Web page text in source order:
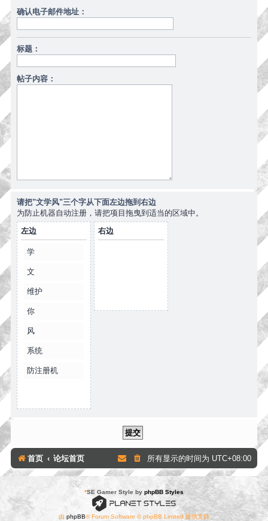
确认电子邮件地址：
标题：
帖子内容：
请把"文学风"三个字从下面左边拖到右边
为防止机器自动注册，请把项目拖曳到适当的区域中。
左边
学
文
维护
你
风
系统
防注册机
右边
首页 论坛首页 所有显示的时间为 UTC+08:00
*SE Gamer Style by phpBB Styles
由 phpBB® Forum Software © phpBB Limited 提供支持